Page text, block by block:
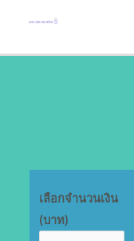
เลือกจำนวนเงิน
(บาท)